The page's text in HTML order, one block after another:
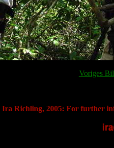
Voriges
Richling, 2005: For further